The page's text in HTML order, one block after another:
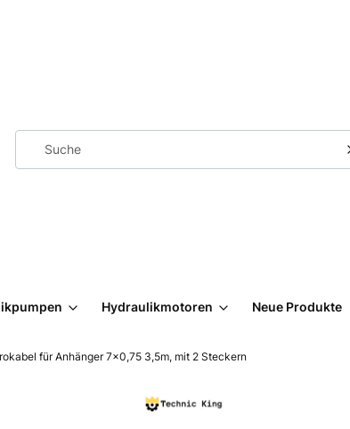
Hydraulikmotoren Neue Produkte
für Anhänger 7x0,75 3,5m, mit 2 Steckern